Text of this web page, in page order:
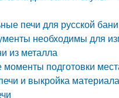
печи для русской бани
необходимы для
из металла
подготовки
и выкройка материала